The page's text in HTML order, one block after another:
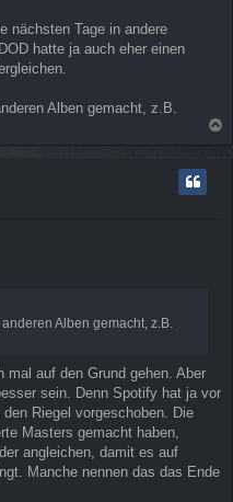
nächsten Tage in andere
hatte ja auch eher einen
Alben gemacht, z.B.
a
Alben gemacht, z.B.
mal auf den Grund gehen. Aber
sein. Denn Spotify hat ja vor
Riegel vorgeschoben. Die
Masters gemacht haben,
angleichen, damit es auf
Manche nennen das das Ende